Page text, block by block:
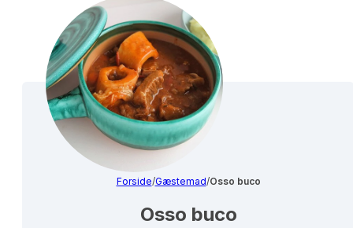
Forside/Gæstemad/Osso buco
Osso buco